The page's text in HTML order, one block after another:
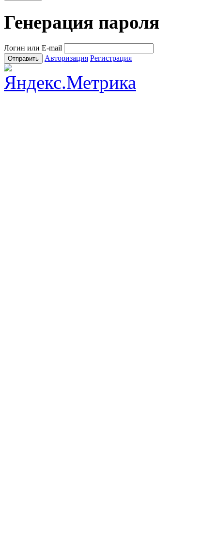
Генерация пароля
Логин или E-mail
Авторизация Регистрация